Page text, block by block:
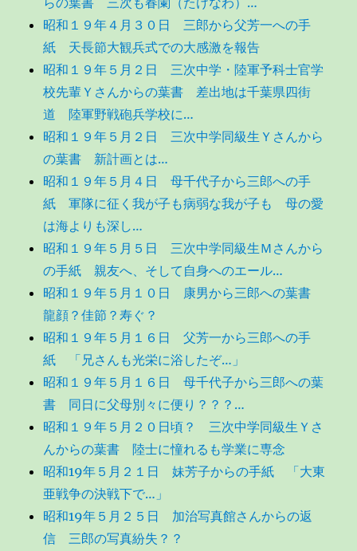
昭和１９年４月３０日 三郎から父芳一への手
紙 天長節大観兵式での大感激を報告
昭和１９年５月２日 三次中学・陸軍予科士官学
校先輩Ｙさんからの葉書 差出地は千葉県四街
道 陸軍野戦砲兵学校に…
昭和１９年５月２日 三次中学同級生Ｙさんから
の葉書 新計画とは…
昭和１９年５月４日 母千代子から三郎への手
紙 軍隊に征く我が子も病弱な我が子も 母の愛
は海よりも深し…
昭和１９年５月５日 三次中学同級生Ｍさんから
の手紙 親友へ、そして自身へのエール…
昭和１９年５月１０日 康男から三郎への葉書
龍顔？佳節？寿ぐ？
昭和１９年５月１６日 父芳一から三郎への手
紙 「兄さんも光栄に浴したぞ…」
昭和１９年５月１６日 母千代子から三郎への葉
書 同日に父母別々に便り？？？…
昭和１９年５月２０日頃？ 三次中学同級生Ｙさ
んからの葉書 陸士に憧れるも学業に専念
昭和19年５月２１日 妹芳子からの手紙 「大東
亜戦争の決戦下で…」
昭和19年５月２５日 加治写真館さんからの返
信 三郎の写真紛失？？